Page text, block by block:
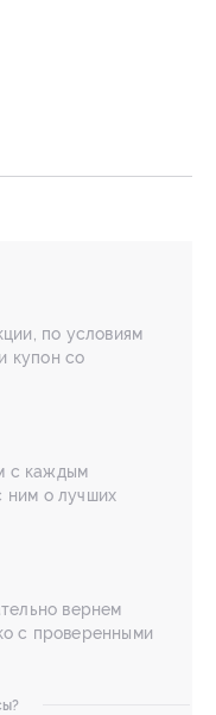
по условиям
купон со
с каждым
ним о лучших
вернем
с проверенными